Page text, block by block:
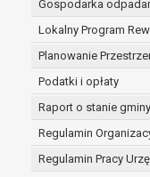
Gospodarka
Lokalny Program
Planowanie
Podatki i opłaty
Raport o stanie gminy
Regulamin
Regulamin Pracy
zadań
ochrony
dane